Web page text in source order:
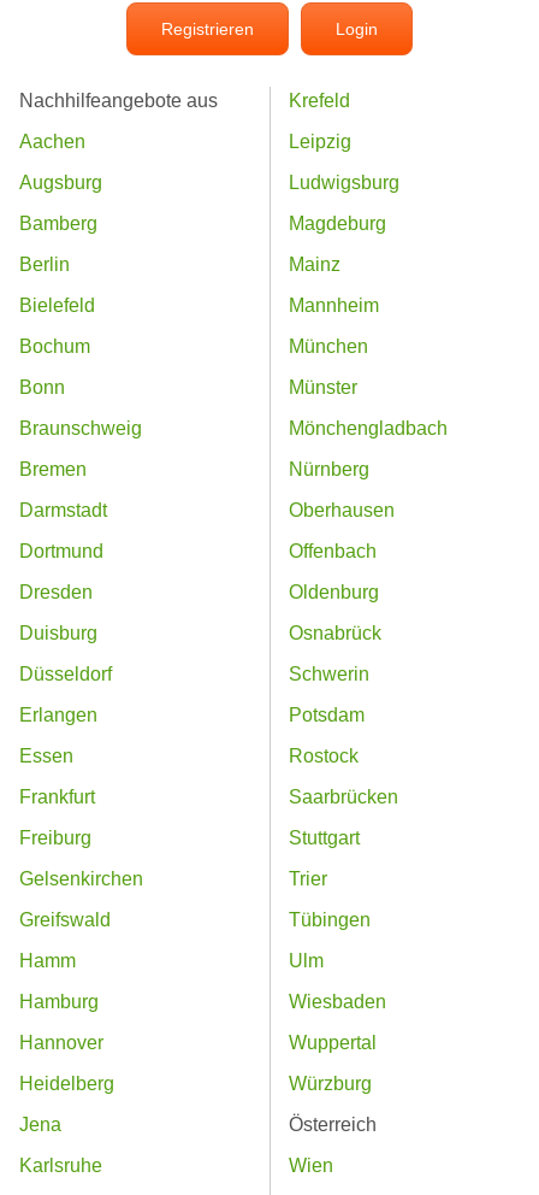
Registrieren Login
Nachhilfeangebote aus
Aachen
Augsburg
Bamberg
Berlin
Bielefeld
Bochum
Bonn
Braunschweig
Bremen
Darmstadt
Dortmund
Dresden
Duisburg
Düsseldorf
Erlangen
Essen
Frankfurt
Freiburg
Gelsenkirchen
Greifswald
Hamm
Hamburg
Hannover
Heidelberg
Jena
Karlsruhe
Krefeld
Leipzig
Ludwigsburg
Magdeburg
Mainz
Mannheim
München
Münster
Mönchengladbach
Nürnberg
Oberhausen
Offenbach
Oldenburg
Osnabrück
Schwerin
Potsdam
Rostock
Saarbrücken
Stuttgart
Trier
Tübingen
Ulm
Wiesbaden
Wuppertal
Würzburg
Österreich
Wien